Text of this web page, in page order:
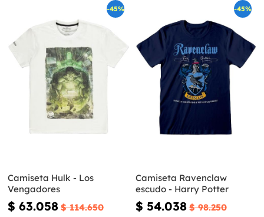
-45%
Camiseta Hulk - Los
Vengadores
$ 63.058 $ 114.650
-45%
Camiseta Ravenclaw
escudo - Harry Potter
$ 54.038 $ 98.250